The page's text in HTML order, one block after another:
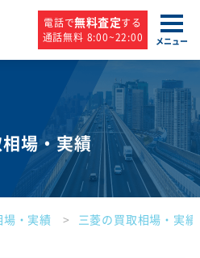
電話で無料査定する
通話無料 8:00~22:00
メニュー
場・実績
場・実績 三菱の買取相場・実績